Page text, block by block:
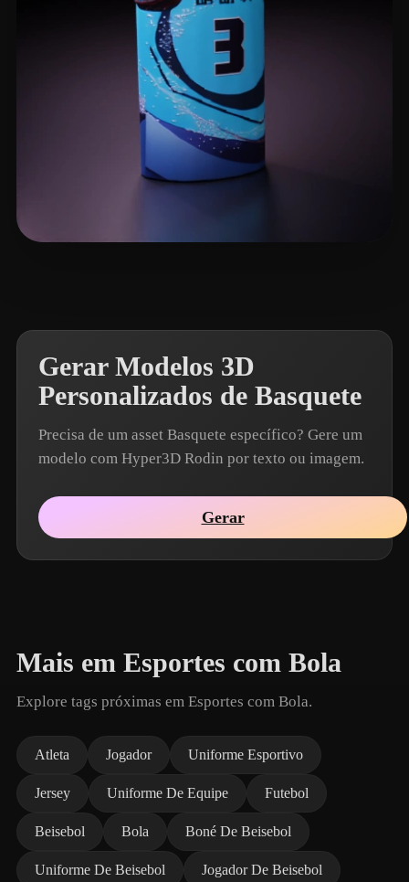
Gerar Modelos 3D
Personalizados de Basquete
Precisa de um asset Basquete específico? Gere um
modelo com Hyper3D Rodin por texto ou imagem.
Gerar
Mais em Esportes com Bola
Explore tags próximas em Esportes com Bola.
Atleta Jogador Uniforme Esportivo
Jersey Uniforme De Equipe Futebol
Beisebol Bola Boné De Beisebol
Uniforme De Beisebol Jogador De Beisebol